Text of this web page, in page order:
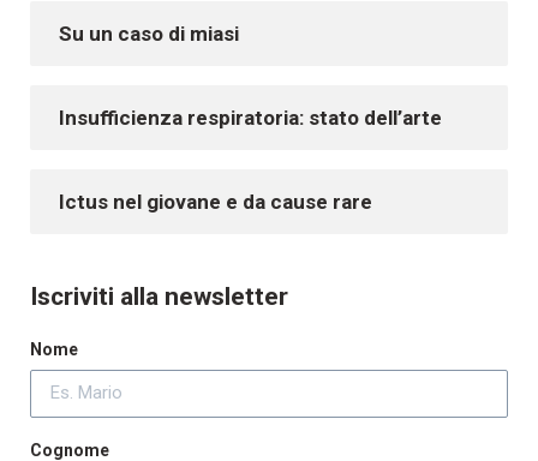
Su un caso di miasi
Insufficienza respiratoria: stato dell’arte
Ictus nel giovane e da cause rare
Iscriviti alla newsletter
Nome
Cognome